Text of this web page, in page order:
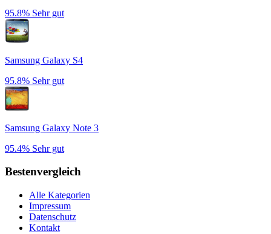
95.8% Sehr gut
Samsung Galaxy S4
95.8% Sehr gut
Samsung Galaxy Note 3
95.4% Sehr gut
Bestenvergleich
Alle Kategorien
Impressum
Datenschutz
Kontakt